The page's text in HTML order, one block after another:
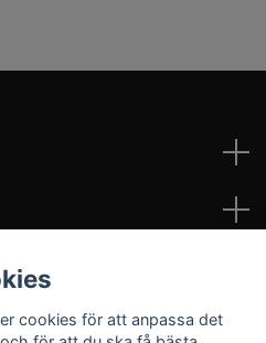
cookies för att anpassa det